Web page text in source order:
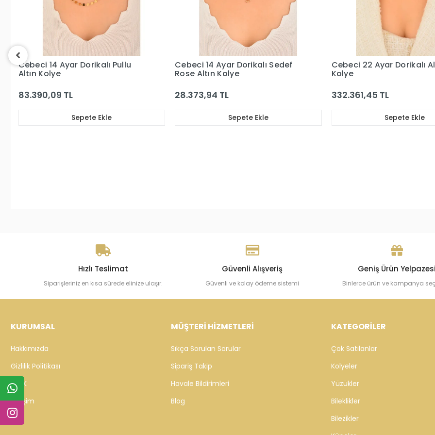
Cebeci 14 Ayar Dorikalı Sedef
Rose Altın Kolye
28.373,94 TL
Sepete Ekle
Cebeci 22 Ayar Dorikalı Altın
Kolye
332.361,45 TL
Sepete Ekle
Cebeci 14 Ayar Dorika
Beyaz Altın Kolye
42.494,31 TL
Sepete Ekle
Hızlı Teslimat
Siparişleriniz en kısa sürede elinize ulaşır.
Güvenli Alışveriş
Güvenli ve kolay ödeme sistemi
Geniş Ürün Yelpazesi
Binlerce ürün ve kampanya
KURUMSAL
Hakkımızda
Gizlilik Politikası
KVKK
İletişim
MÜŞTERİ HİZMETLERİ
Sıkça Sorulan Sorular
Sipariş Takip
Havale Bildirimleri
Blog
KATEGORİLER
Çok Satılanlar
Kolyeler
Yüzükler
Bileklikler
Bilezikler